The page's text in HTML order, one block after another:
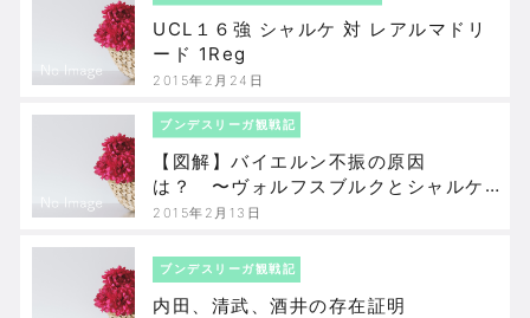
UCL１６強 シャルケ 対 レアルマドリ
ード 1Reg
2015年2月24日
ブンデスリーガ観戦記
【図解】バイエルン不振の原因
は？ 〜ヴォルフスブルクとシャルケ
戦〜
2015年2月13日
ブンデスリーガ観戦記
内田、清武、酒井の存在証明